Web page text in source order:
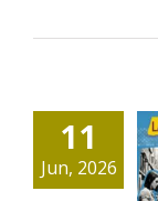
11
Jun, 2026